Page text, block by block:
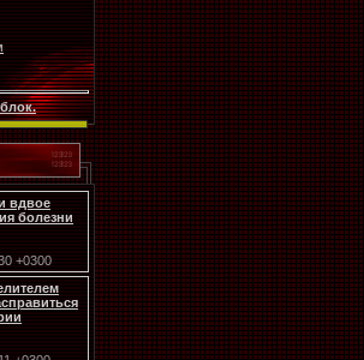
вдвое
болезни
+0300